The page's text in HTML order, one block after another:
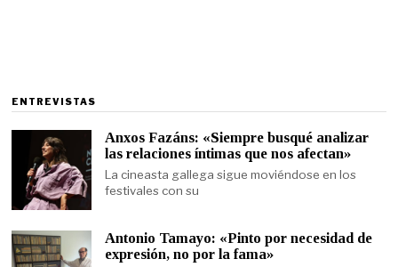
ENTREVISTAS
Anxos Fazáns: «Siempre busqué analizar
las relaciones íntimas que nos afectan»
La cineasta gallega sigue moviéndose en los
festivales con su
Antonio Tamayo: «Pinto por necesidad de
expresión, no por la fama»